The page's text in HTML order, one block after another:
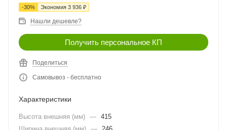
-30% Экономия 3 936 ₽
Нашли дешевле?
Получить персональное КП
Поделиться
Самовывоз - бесплатно
Характеристики
Высота внешняя (мм) — 415